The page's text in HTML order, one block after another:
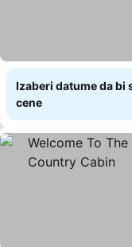
Izaberi datume da bi
cene